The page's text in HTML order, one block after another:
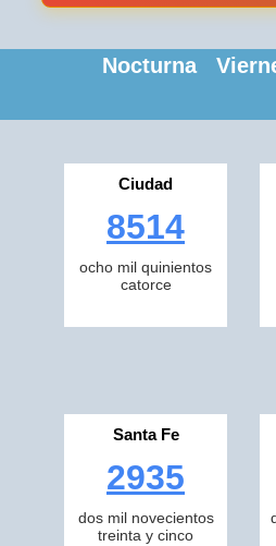
Nocturna
Ciudad
8514
ocho mil quinientos
catorce
Santa Fe
2935
dos mil novecientos
treinta y cinco